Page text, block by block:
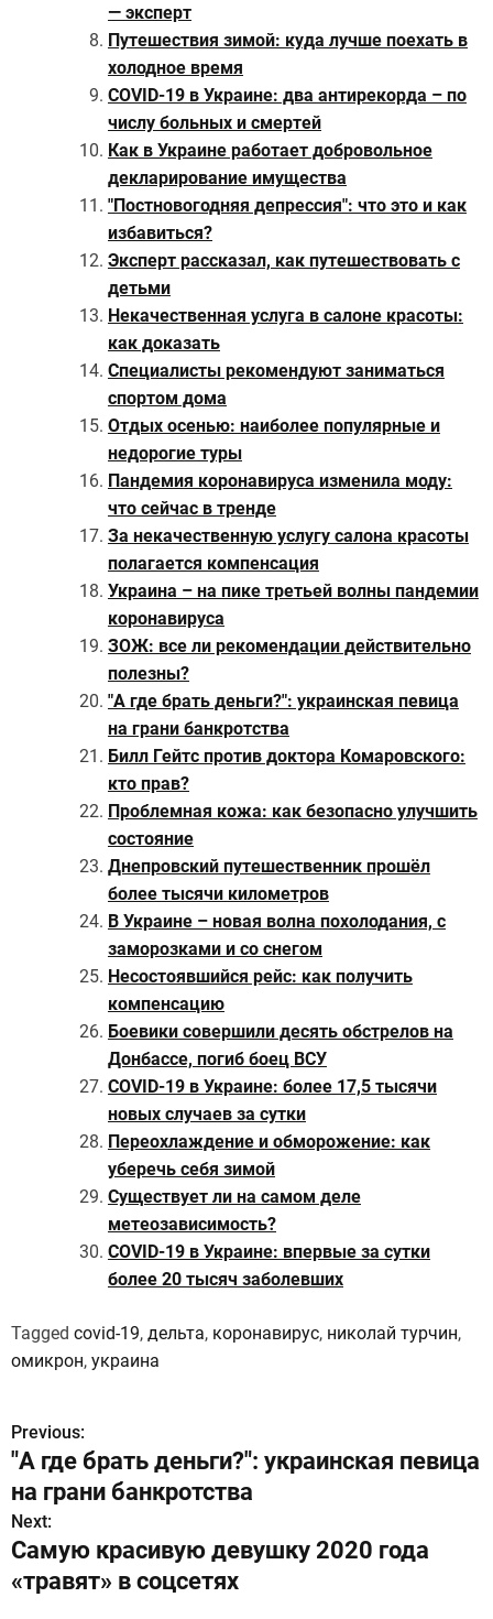
— эксперт
Путешествия зимой: куда лучше поехать в
холодное время
COVID-19 в Украине: два антирекорда – по
числу больных и смертей
Как в Украине работает добровольное
декларирование имущества
"Постновогодняя депрессия": что это и как
избавиться?
Эксперт рассказал, как путешествовать с
детьми
Некачественная услуга в салоне красоты:
как доказать
Специалисты рекомендуют заниматься
спортом дома
Отдых осенью: наиболее популярные и
недорогие туры
Пандемия коронавируса изменила моду:
что сейчас в тренде
За некачественную услугу салона красоты
полагается компенсация
Украина – на пике третьей волны пандемии
коронавируса
ЗОЖ: все ли рекомендации действительно
полезны?
"А где брать деньги?": украинская певица
на грани банкротства
Билл Гейтс против доктора Комаровского:
кто прав?
Проблемная кожа: как безопасно улучшить
состояние
Днепровский путешественник прошёл
более тысячи километров
В Украине – новая волна похолодания, с
заморозками и со снегом
Несостоявшийся рейс: как получить
компенсацию
Боевики совершили десять обстрелов на
Донбассе, погиб боец ВСУ
COVID-19 в Украине: более 17,5 тысячи
новых случаев за сутки
Переохлаждение и обморожение: как
уберечь себя зимой
Существует ли на самом деле
метеозависимость?
COVID-19 в Украине: впервые за сутки
более 20 тысяч заболевших
Tagged covid-19, дельта, коронавирус, николай турчин,
омикрон, украина
Н
а
в
и
Previous:
"А где брать деньги?": украинская певица
на грани банкротства
Next:
Самую красивую девушку 2020 года
«травят» в соцсетях